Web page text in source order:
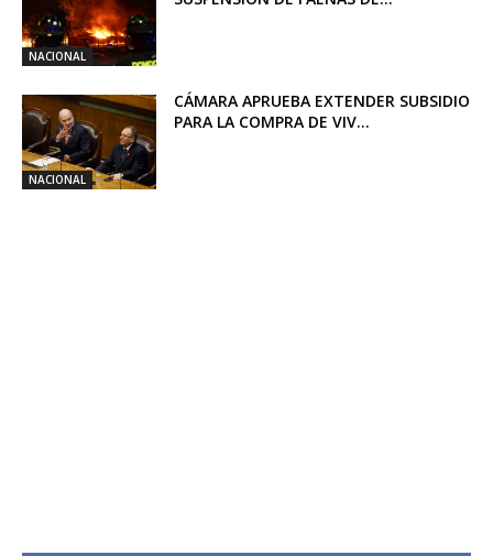
NACIONAL
NACIONAL
CÁMARA APRUEBA EXTENDER SUBSIDIO
PARA LA COMPRA DE VIV...